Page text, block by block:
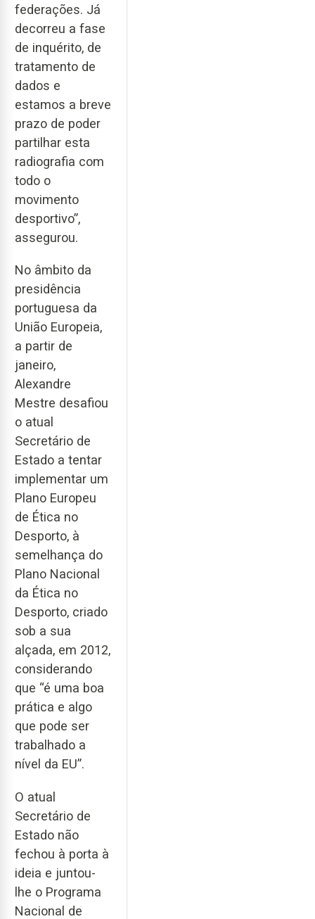
federações. Já
decorreu a fase
de inquérito, de
tratamento de
dados e
estamos a breve
prazo de poder
partilhar esta
radiografia com
todo o
movimento
desportivo”,
assegurou.
No âmbito da
presidência
portuguesa da
União Europeia,
a partir de
janeiro,
Alexandre
Mestre desafiou
o atual
Secretário de
Estado a tentar
implementar um
Plano Europeu
de Ética no
Desporto, à
semelhança do
Plano Nacional
da Ética no
Desporto, criado
sob a sua
alçada, em 2012,
considerando
que “é uma boa
prática e algo
que pode ser
trabalhado a
nível da EU”.
O atual
Secretário de
Estado não
fechou à porta à
ideia e juntou-
lhe o Programa
Nacional de